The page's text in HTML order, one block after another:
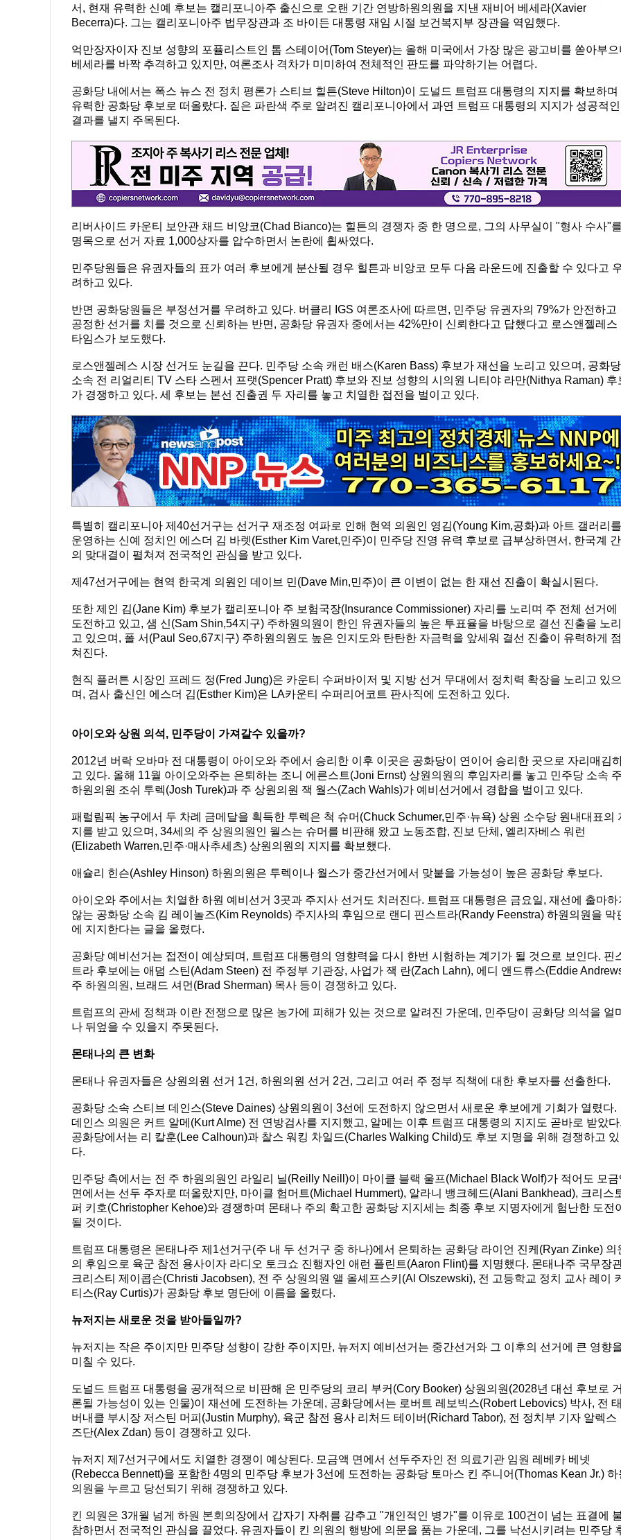
서, 현재 유력한 신예 후보는 캘리포니아주 출신으로 오랜 기간 연방하원의원을 지낸 재비어 베세라(Xavier
Becerra)다. 그는 캘리포니아주 법무장관과 조 바이든 대통령 재임 시절 보건복지부 장관을 역임했다.
억만장자이자 진보 성향의 포퓰리스트인 톰 스테이어(Tom Steyer)는 올해 미국에서 가장 많은 광고비를 쏟아부으
베세라를 바짝 추격하고 있지만, 여론조사 격차가 미미하여 전체적인 판도를 파악하기는 어렵다.
공화당 내에서는 폭스 뉴스 전 정치 평론가 스티브 힐튼(Steve Hilton)이 도널드 트럼프 대통령의 지지를 확보하며
유력한 공화당 후보로 떠올랐다. 짙은 파란색 주로 알려진 캘리포니아에서 과연 트럼프 대통령의 지지가 성공적인
결과를 낼지 주목된다.
리버사이드 카운티 보안관 채드 비앙코(Chad Bianco)는 힐튼의 경쟁자 중 한 명으로, 그의 사무실이 "형사 수사"
명목으로 선거 자료 1,000상자를 압수하면서 논란에 휩싸였다.
민주당원들은 유권자들의 표가 여러 후보에게 분산될 경우 힐튼과 비앙코 모두 다음 라운드에 진출할 수 있다고
려하고 있다.
반면 공화당원들은 부정선거를 우려하고 있다. 버클리 IGS 여론조사에 따르면, 민주당 유권자의 79%가 안전하고
공정한 선거를 치를 것으로 신뢰하는 반면, 공화당 유권자 중에서는 42%만이 신뢰한다고 답했다고 로스앤젤레스
타임스가 보도했다.
로스앤젤레스 시장 선거도 눈길을 끈다. 민주당 소속 캐런 배스(Karen Bass) 후보가 재선을 노리고 있으며, 공화당
소속 전 리얼리티 TV 스타 스펜서 프랫(Spencer Pratt) 후보와 진보 성향의 시의원 니티야 라만(Nithya Raman) 후
가 경쟁하고 있다. 세 후보는 본선 진출권 두 자리를 놓고 치열한 접전을 벌이고 있다.
특별히 캘리포니아 제40선거구는 선거구 재조정 여파로 인해 현역 의원인 영김(Young Kim,공화)과 아트 갤러리를
운영하는 신예 정치인 에스더 김 바렛(Esther Kim Varet,민주)이 민주당 진영 유력 후보로 급부상하면서, 한국계 간
의 맞대결이 펼쳐져 전국적인 관심을 받고 있다.
제47선거구에는 현역 한국계 의원인 데이브 민(Dave Min,민주)이 큰 이변이 없는 한 재선 진출이 확실시된다.
또한 제인 김(Jane Kim) 후보가 캘리포니아 주 보험국장(Insurance Commissioner) 자리를 노리며 주 전체 선거에
도전하고 있고, 샘 신(Sam Shin,54지구) 주하원의원이 한인 유권자들의 높은 투표율을 바탕으로 결선 진출을 노리
고 있으며, 폴 서(Paul Seo,67지구) 주하원의원도 높은 인지도와 탄탄한 자금력을 앞세워 결선 진출이 유력하게 점
쳐진다.
현직 플러튼 시장인 프레드 정(Fred Jung)은 카운티 수퍼바이저 및 지방 선거 무대에서 정치력 확장을 노리고 있으
며, 검사 출신인 에스더 김(Esther Kim)은 LA카운티 수퍼리어코트 판사직에 도전하고 있다.
아이오와 상원 의석, 민주당이 가져갈수 있을까?
2012년 버락 오바마 전 대통령이 아이오와 주에서 승리한 이후 이곳은 공화당이 연이어 승리한 곳으로 자리매김
고 있다. 올해 11월 아이오와주는 은퇴하는 조니 에른스트(Joni Ernst) 상원의원의 후임자리를 놓고 민주당 소속
하원의원 조쉬 투렉(Josh Turek)과 주 상원의원 잭 월스(Zach Wahls)가 예비선거에서 경합을 벌이고 있다.
패럴림픽 농구에서 두 차례 금메달을 획득한 투렉은 척 슈머(Chuck Schumer,민주·뉴욕) 상원 소수당 원내대표의
지를 받고 있으며, 34세의 주 상원의원인 월스는 슈머를 비판해 왔고 노동조합, 진보 단체, 엘리자베스 워런
(Elizabeth Warren,민주·매사추세츠) 상원의원의 지지를 확보했다.
애슐리 힌슨(Ashley Hinson) 하원의원은 투렉이나 월스가 중간선거에서 맞붙을 가능성이 높은 공화당 후보다.
아이오와 주에서는 치열한 하원 예비선거 3곳과 주지사 선거도 치러진다. 트럼프 대통령은 금요일, 재선에 출마하
않는 공화당 소속 킴 레이놀즈(Kim Reynolds) 주지사의 후임으로 랜디 핀스트라(Randy Feenstra) 하원의원을 막
에 지지한다는 글을 올렸다.
공화당 예비선거는 접전이 예상되며, 트럼프 대통령의 영향력을 다시 한번 시험하는 계기가 될 것으로 보인다. 핀
트라 후보에는 애덤 스틴(Adam Steen) 전 주정부 기관장, 사업가 잭 란(Zach Lahn), 에디 앤드류스(Eddie
주 하원의원, 브래드 셔먼(Brad Sherman) 목사 등이 경쟁하고 있다.
트럼프의 관세 정책과 이란 전쟁으로 많은 농가에 피해가 있는 것으로 알려진 가운데, 민주당이 공화당 의석을 얼
나 뒤엎을 수 있을지 주못된다.
몬태나의 큰 변화
몬태나 유권자들은 상원의원 선거 1건, 하원의원 선거 2건, 그리고 여러 주 정부 직책에 대한 후보자를 선출한다.
공화당 소속 스티브 데인스(Steve Daines) 상원의원이 3선에 도전하지 않으면서 새로운 후보에게 기회가 열렸다.
데인스 의원은 커트 알메(Kurt Alme) 전 연방검사를 지지했고, 알메는 이후 트럼프 대통령의 지지도 곧바로 받았
공화당에서는 리 칼훈(Lee Calhoun)과 찰스 워킹 차일드(Charles Walking Child)도 후보 지명을 위해 경쟁하고 있
다.
민주당 측에서는 전 주 하원의원인 라일리 닐(Reilly Neill)이 마이클 블랙 울프(Michael Black Wolf)가 적어도 모금
면에서는 선두 주자로 떠올랐지만, 마이클 험머트(Michael Hummert), 알라니 뱅크헤드(Alani Bankhead), 크리스
퍼 키호(Christopher Kehoe)와 경쟁하며 몬태나 주의 확고한 공화당 지지세는 최종 후보 지명자에게 험난한 도전
될 것이다.
트럼프 대통령은 몬태나주 제1선거구(주 내 두 선거구 중 하나)에서 은퇴하는 공화당 라이언 진케(Ryan Zinke) 의
의 후임으로 육군 참전 용사이자 라디오 토크쇼 진행자인 애런 플린트(Aaron Flint)를 지명했다. 몬태나주 국무장
크리스티 제이콥슨(Christi Jacobsen), 전 주 상원의원 앨 올셰프스키(Al Olszewski), 전 고등학교 정치 교사 레이
티스(Ray Curtis)가 공화당 후보 명단에 이름을 올렸다.
뉴저지는 새로운 것을 받아들일까?
뉴저지는 작은 주이지만 민주당 성향이 강한 주이지만, 뉴저지 예비선거는 중간선거와 그 이후의 선거에 큰 영향
미칠 수 있다.
도널드 트럼프 대통령을 공개적으로 비판해 온 민주당의 코리 부커(Cory Booker) 상원의원(2028년 대선 후보로
론될 가능성이 있는 인물)이 재선에 도전하는 가운데, 공화당에서는 로버트 레보빅스(Robert Lebovics) 박사, 전
버내클 부시장 저스틴 머피(Justin Murphy), 육군 참전 용사 리처드 테이버(Richard Tabor), 전 정치부 기자 알렉스
즈단(Alex Zdan) 등이 경쟁하고 있다.
뉴저지 제7선거구에서도 치열한 경쟁이 예상된다. 모금액 면에서 선두주자인 전 의료기관 임원 레베카 베넷
(Rebecca Bennett)을 포함한 4명의 민주당 후보가 3선에 도전하는 공화당 토마스 킨 주니어(Thomas Kean Jr.) 하
의원을 누르고 당선되기 위해 경쟁하고 있다.
킨 의원은 3개월 넘게 하원 본회의장에서 갑자기 자취를 감추고 "개인적인 병가"를 이유로 100건이 넘는 표결에
참하면서 전국적인 관심을 끌었다. 유권자들이 킨 의원의 행방에 의문을 품는 가운데, 그를 낙선시키려는 민주당